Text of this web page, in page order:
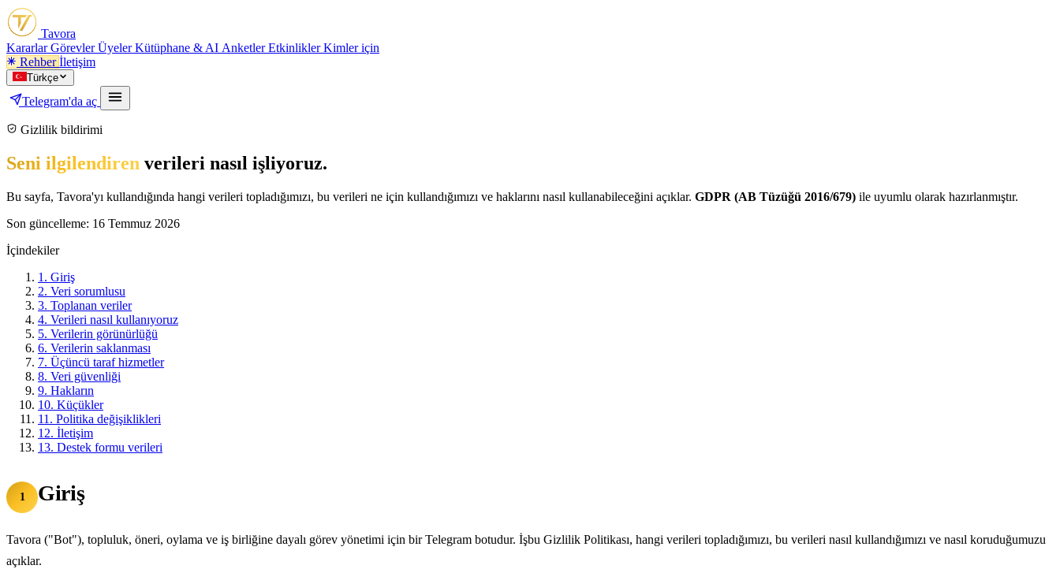
Tavora
KararlarGörevlerÜyelerKütüphane & AI AnketlerEtkinliklerKimler için
Rehberİletişim
Türkçe
Telegram'da aç
Gizlilik bildirimi
Seni ilgilendiren verileri nasıl işliyoruz.
Bu sayfa, Tavora'yı kullandığında hangi verileri topladığımızı, bu verileri ne için kullandığımızı ve haklarını nasıl kullanabileceğini açıklar. GDPR (AB Tüzüğü 2016/679) ile uyumlu olarak hazırlanmıştır.
Son güncelleme: 16 Temmuz 2026
İçindekiler
1. Giriş
2. Veri sorumlusu
3. Toplanan veriler
4. Verileri nasıl kullanıyoruz
5. Verilerin görünürlüğü
6. Verilerin saklanması
7. Üçüncü taraf hizmetler
8. Veri güvenliği
9. Hakların
10. Küçükler
11. Politika değişiklikleri
12. İletişim
13. Destek formu verileri
1 Giriş
Tavora ("Bot"), topluluk, öneri, oylama ve iş birliğine dayalı görev yönetimi için bir Telegram botudur. İşbu Gizlilik Politikası, hangi verileri topladığımızı, bu verileri nasıl kullandığımızı ve nasıl koruduğumuzu
açıklar.